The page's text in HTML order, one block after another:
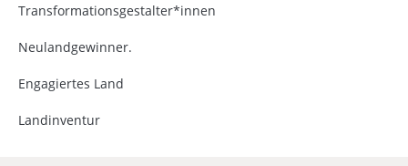
Transformationsgestalter*innen
Neulandgewinner.
Engagiertes Land
Landinventur